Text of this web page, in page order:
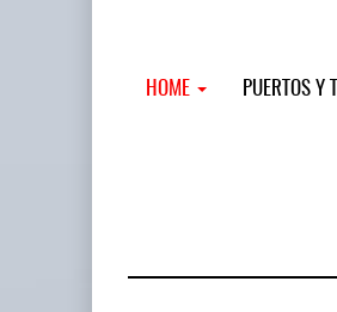
HOME PUERTOS Y